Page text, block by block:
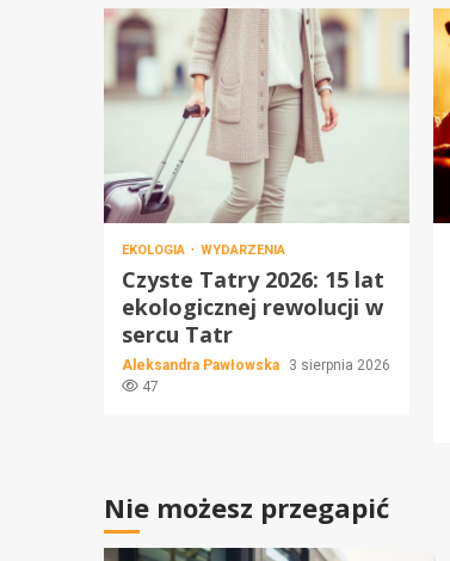
EKOLOGIA WYDARZENIA
Czyste Tatry 2026: 15 lat
ekologicznej rewolucji w
sercu Tatr
Aleksandra Pawłowska
3 sierpnia 2026
47
Nie możesz przegapić